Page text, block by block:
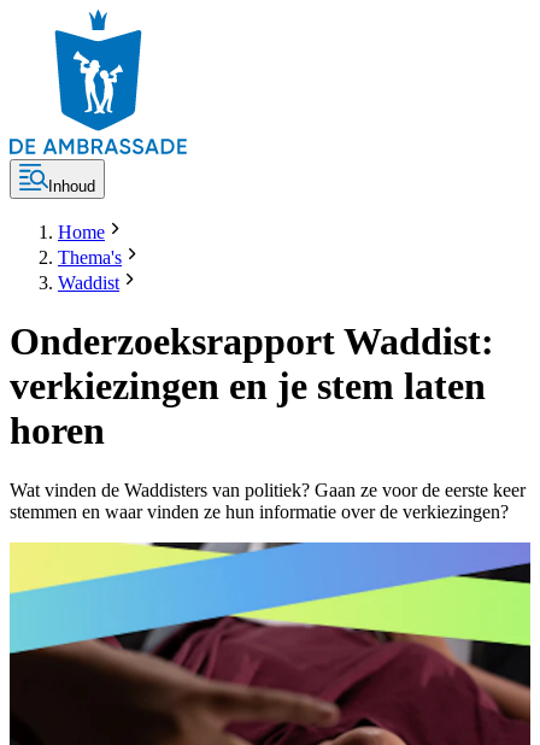
Inhoud
Home
Thema's
Waddist
Onderzoeksrapport Waddist:
verkiezingen en je stem laten
horen
Wat vinden de Waddisters van politiek? Gaan ze voor de eerste keer
stemmen en waar vinden ze hun informatie over de verkiezingen?